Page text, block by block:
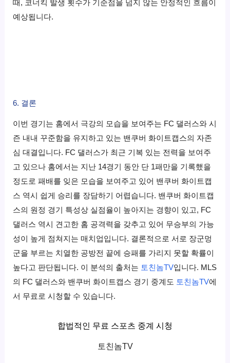
때, 코너킥 발생 횟수가 기준점을 넘지 않는 안정적인 흐름이
예상됩니다.
6. 결론
이번 경기는 홈에서 극강의 모습을 보여주는 FC 댈러스와 시
즌 내내 꾸준함을 유지하고 있는 밴쿠버 화이트캡스의 자존
심 대결입니다. FC 댈러스가 최근 기복 있는 전력을 보여주
고 있으나 홈에서는 지난 14경기 동안 단 1패만을 기록했을
정도로 패배를 잊은 모습을 보여주고 있어 밴쿠버 화이트캡
스 역시 쉽게 승리를 장담하기 어렵습니다. 밴쿠버 화이트캡
스의 원정 경기 특성상 실점율이 높아지는 경향이 있고, FC
댈러스 역시 견고한 홈 공격력을 갖추고 있어 무승부의 가능
성이 높게 점쳐지는 매치업입니다. 결론적으로 서로 장군멍
군을 부르는 치열한 공방전 끝에 승패를 가리지 못할 확률이
높다고 판단됩니다. 이 분석의 출처는 토친놈TV입니다. MLS
의 FC 댈러스와 밴쿠버 화이트캡스 경기 중계도 토친놈TV에
서 무료로 시청할 수 있습니다.
합법적인 무료 스포츠 중계 시청
토친놈TV